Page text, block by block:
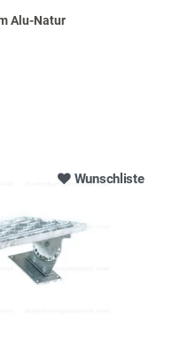
Alu-Natur
Wunschliste